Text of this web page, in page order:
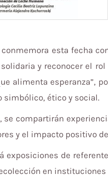
conmemora esta fecha
y reconocer el
alimenta esperanza”,
ético y social.
se compartirán
y el impacto positivo
exposiciones de
en